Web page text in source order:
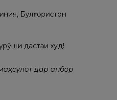
Булғористон
дастаи худ!
дар анбор